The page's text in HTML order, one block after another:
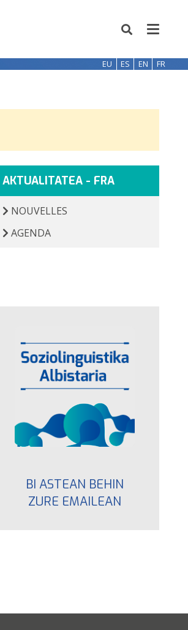
EU ES EN FR
AKTUALITATEA - FRA
NOUVELLES
AGENDA
BI ASTEAN BEHIN
ZURE EMAILEAN